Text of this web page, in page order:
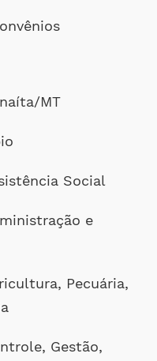
MT
Social
e
Pecuária,
Gestão,